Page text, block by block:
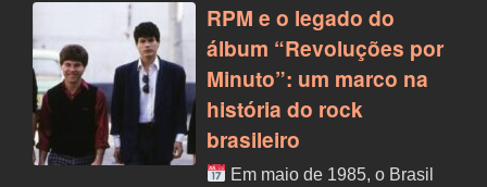
RPM e o legado do
álbum “Revoluções por
Minuto”: um marco na
história do rock
brasileiro
Em maio de 1985, o Brasil